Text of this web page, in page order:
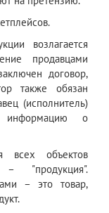
возлагается
продавцами
договор,
также обязан
(исполнитель)
информацию о
всех объектов
– "продукция".
– это товар,